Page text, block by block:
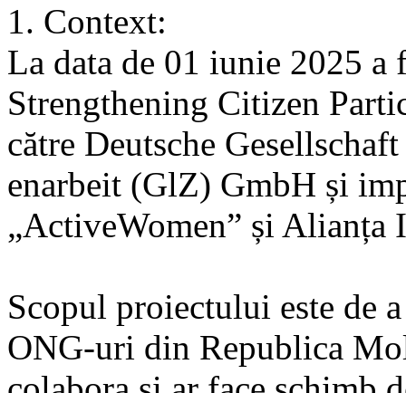
1. Context:
La data de 01 iunie 2025 a
Strengthening Citizen
către Deutsche
enarbeit (GlZ) GmbH și
„ActiveWomen” și Alianța
Scopul proiectului este de
ONG-uri din Republica